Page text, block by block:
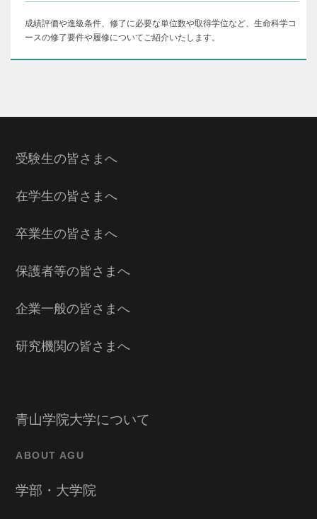
成績評価や進級条件、修了に必要な単位数や取得学位など、生命科学コ
ースの修了要件や履修についてご紹介いたします。
受験生の皆さまへ
在学生の皆さまへ
卒業生の皆さまへ
保護者等の皆さまへ
企業一般の皆さまへ
研究機関の皆さまへ
青山学院大学について
ABOUT AGU
学部・大学院